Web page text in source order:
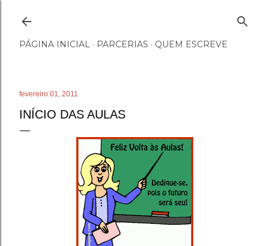
PÁGINA INICIAL PARCERIAS QUEM ESCREVE
fevereiro 01, 2011
INÍCIO DAS AULAS